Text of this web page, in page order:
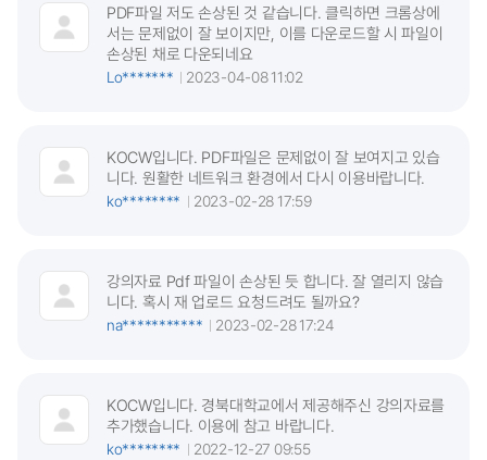
PDF파일 저도 손상된 것 같습니다. 클릭하면 크롬상에
서는 문제없이 잘 보이지만, 이를 다운로드할 시 파일이
손상된 채로 다운되네요
Lo*******
2023-04-08 11:02
KOCW입니다. PDF파일은 문제없이 잘 보여지고 있습
니다. 원활한 네트워크 환경에서 다시 이용바랍니다.
ko********
2023-02-28 17:59
강의자료 Pdf 파일이 손상된 듯 합니다. 잘 열리지 않습
니다. 혹시 재 업로드 요청드려도 될까요?
na***********
2023-02-28 17:24
KOCW입니다. 경북대학교에서 제공해주신 강의자료를
추가했습니다. 이용에 참고 바랍니다.
ko********
2022-12-27 09:55